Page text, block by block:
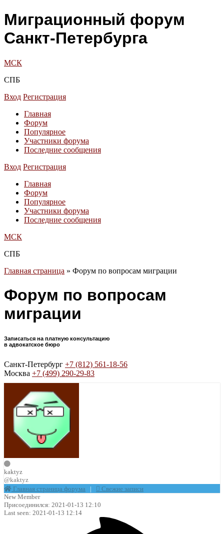
Миграционный форум
Санкт-Петербурга
МСК
СПБ
Вход Регистрация
Главная
Форум
Популярное
Участники форума
Последние сообщения
Вход Регистрация
Главная
Форум
Популярное
Участники форума
Последние сообщения
МСК
СПБ
Главная страница » Форум по вопросам миграции
Форум по вопросам
миграции
Записаться на платную консультацию
в адвокатское бюро
Санкт-Петербург +7 (812) 561-18-56
Москва +7 (499) 290-29-83
kaktyz
@kaktyz
Главная страница форума |
Свежие записи
New Member
Присоединился: 2021-01-13 12:10
Last seen: 2021-01-13 12:14